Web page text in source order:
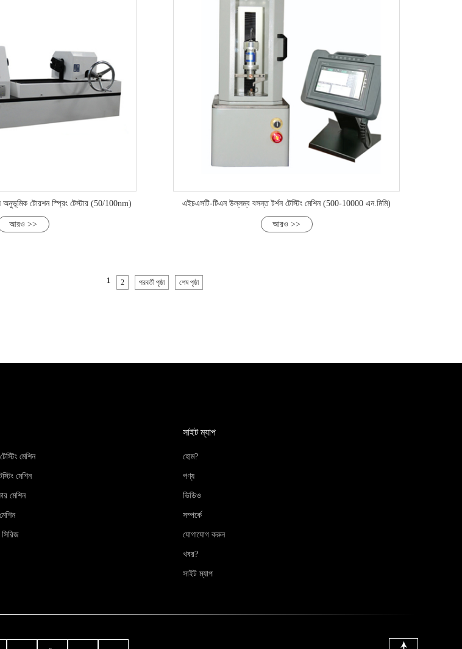
অনুভূমিক টোরশন স্প্রিং টেস্টার (50/100nm)
আরও >>
এইচএসটি-টিএন উল্লম্ব বসন্ত টর্শন টেস্টিং মেশিন (500-10000 এন.মিমি)
আরও >>
1 2 পরবর্তী পৃষ্ঠা শেষ পৃষ্ঠা
মেশিন
মেশিন
মেশিন
সাইট ম্যাপ
হোম?
পণ্য
ভিডিও
সম্পর্কে
যোগাযোগ করুন
খবর?
সাইট ম্যাপ